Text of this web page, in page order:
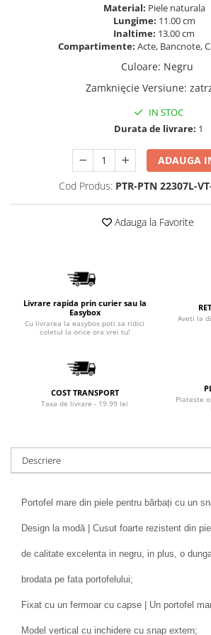
Material: Piele naturala
Lungime: 11.00 cm
Inaltime: 13.00 cm
Compartimente: Acte, Bancnote,
Culoare: Negru
Zamknięcie Versiune:
IN STOC
Durata de livrare: 1
ADAUGA
Cod Produs: PTR-PTN 22307L-
Adauga la Favorite
Livrare rapida prin curier sau la
Easybox
Cu livrarea la easybox poti sa ridici
coletul la orice ora vrei tu!
Aveti la
COST TRANSPORT
Taxa de livrare - 19.99 lei
Plateste
Descriere
Portofel mare din piele pentru bărbați cu un
Design la modă | Cusut foarte rezistent din
de calitate excelenta in negru, in plus, o
brodata pe fata portofelului;
Fixat cu un fermoar cu capse | Un portofel
Model vertical cu inchidere cu snap extern;